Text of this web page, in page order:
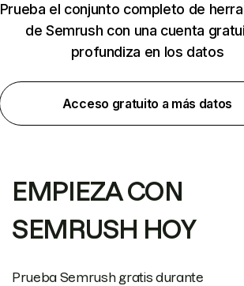
Prueba el conjunto completo de
de Semrush con una cuenta
profundiza en los datos
Acceso gratuito a más datos
EMPIEZA CON
SEMRUSH HOY
Prueba Semrush gratis durante